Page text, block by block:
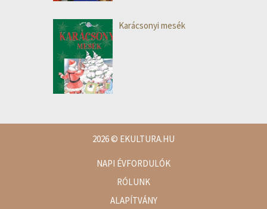
Karácsonyi mesék
2026© EKULTURA.HU
NAPI ÉVFORDULÓK
RÓLUNK
ALAPÍTVÁNY